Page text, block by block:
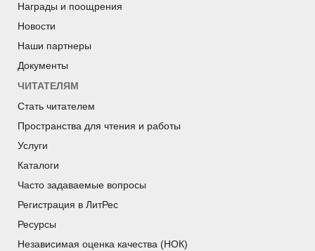
Награды и поощрения
Новости
Наши партнеры
Документы
ЧИТАТЕЛЯМ
Стать читателем
Пространства для чтения и работы
Услуги
Каталоги
Часто задаваемые вопросы
Регистрация в ЛитРес
Ресурсы
Независимая оценка качества (НОК)